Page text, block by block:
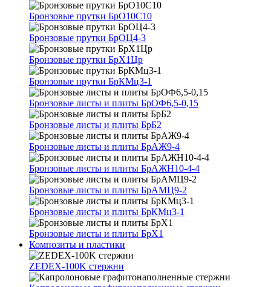
Бронзовые прутки БрО10С10
Бронзовые прутки БрОЦ4-3
Бронзовые прутки БрХ1Цр
Бронзовые прутки БрКМц3-1
Бронзовые листы и плиты БрОФ6,5-0,15
Бронзовые листы и плиты БрБ2
Бронзовые листы и плиты БрАЖ9-4
Бронзовые листы и плиты БрАЖН10-4-4
Бронзовые листы и плиты БрАМЦ9-2
Бронзовые листы и плиты БрКМц3-1
Бронзовые листы и плиты БрХ1
Композиты и пластики
ZEDEX-100K стержни